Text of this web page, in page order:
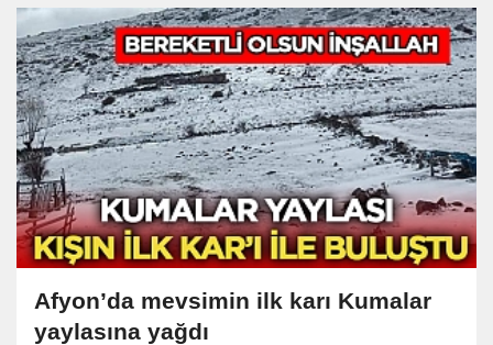
Afyon’da mevsimin ilk karı Kumalar
yaylasına yağdı